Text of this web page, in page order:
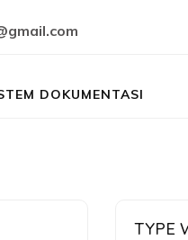
DOKUMENTASI
TYPE